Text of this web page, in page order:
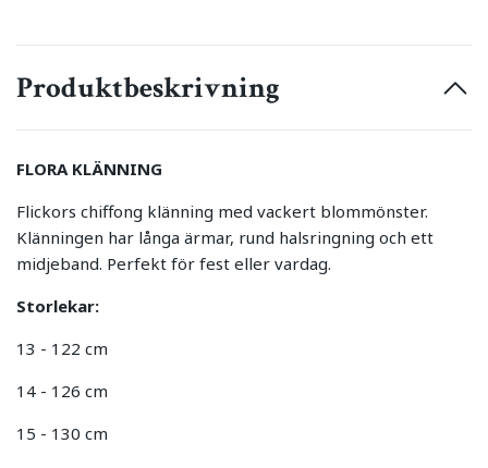
Produktbeskrivning
FLORA KLÄNNING
Flickors chiffong klänning med vackert blommönster.
Klänningen har långa ärmar, rund halsringning och ett
midjeband. Perfekt för fest eller vardag.
Storlekar:
13 - 122 cm
14 - 126 cm
15 - 130 cm